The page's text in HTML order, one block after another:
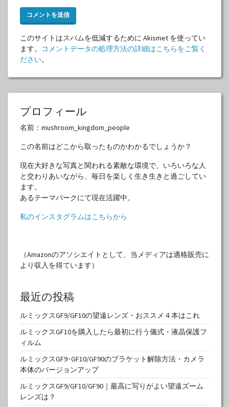
このサイトはスパムを低減するために Akismet を使ってい
ます。
コメントデータの処理方法の詳細はこちらをご覧く
ださい。
プロフィール
名前：mushroom_kingdom_people
この名前はどこから取ったものかわかるでしょうか？
現在大好きな写真と関われる素敵な環境で、いろいろな人
と交わりあいながら、毎日を楽しく生き生きと過ごしてい
ます。
あるテーマパークにて現在活躍中。
私のインスタグラムはこちらから
（Amazonのアソシエイトとして、当メディアは適格販売に
より収入を得ています）
最近の投稿
ルミックスGF9/GF10の望遠レンズ・おススメ４本はこれ
ルミックスGF10を購入したら最初に行う儀式・液晶保護フ
ィルム
ルミックスGF9･GF10/GF90のブラケット解除方法・カメラ
本体のバージョンアップ
ルミックスGF9/GF10/GF90｜最高に写りがよい望遠ズーム
レンズは？